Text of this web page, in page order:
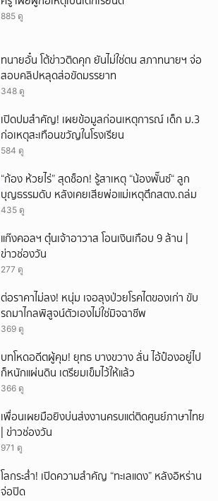
885 ดู
ทนายอั๋น โต้ข่าวติดคุก ยันไม่ใช่ตน สภาทนายฯ จ่อ
สอบคลิปหลุดส่อขัดมรรยาท
348 ดู
เปิดปมสำคัญ! เผยข้อมูลก่อนเหตุการณ์ เด็ก ม.3
ก่อเหตุสะเทือนขวัญในโรงเรียน
584 ดู
“ก้อง ห้วยไร่” สุดช็อก! รู้สาเหตุ “น้องพั๊นซ์“ ลูก
บุญธรรมดับ หลังเคยเสียพ่อแม่เหตุตึกสตง.ถล่ม
435 ดู
แก๊งคอลฯ ตุ๋นเจ้าอาวาส โอนเงินเกือบ 9 ล้าน |
ข่าวช่องวัน
277 ดู
ต่อราคาไม่ลง! หนุ่ม เจอลุงป่วยโรคไตของเก่า ขับ
รถมาไกลพิสูจน์ตัวเองไม่ใช่มิจฉาชีพ
369 ดู
บทโหดอดีตผู้คุม! ยุทธ บางขวาง ลั่น ไอ้ป๋องอยู่ไป
ก็หนักแผ่นดิน เตรียมเข็มไว้ให้แล้ว
366 ดู
เพื่อนเผยมือยิงบ่นส่งงานครบแต่ติดศูนย์ภาษาไทย
| ข่าวช่องวัน
971 ดู
โลกระส่ำ! เปิดความสำคัญ “ทะเลแดง” หลังอิหร่าน
จ่อปิด
ยกเลิก